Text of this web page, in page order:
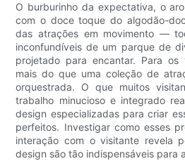
O burburinho da expectativa, o
com o doce toque do algodão-
das atrações em movimento —
inconfundíveis de um parque de
projetado para encantar. Para
mais do que uma coleção de
orquestrada. O que muitos
trabalho minucioso e integrado
design especializadas para criar
perfeitos. Investigar como esses
interação com o visitante revela
design são tão indispensáveis ​​para